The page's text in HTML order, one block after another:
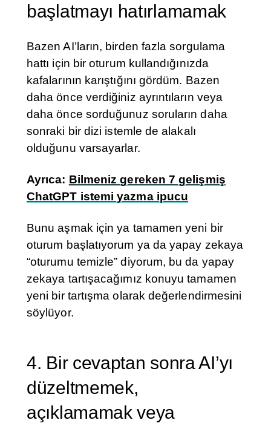
başlatmayı hatırlamamak
Bazen AI’ların, birden fazla sorgulama
hattı için bir oturum kullandığınızda
kafalarının karıştığını gördüm. Bazen
daha önce verdiğiniz ayrıntıların veya
daha önce sorduğunuz soruların daha
sonraki bir dizi istemle de alakalı
olduğunu varsayarlar.
Ayrıca: Bilmeniz gereken 7 gelişmiş
ChatGPT istemi yazma ipucu
Bunu aşmak için ya tamamen yeni bir
oturum başlatıyorum ya da yapay zekaya
“oturumu temizle” diyorum, bu da yapay
zekaya tartışacağımız konuyu tamamen
yeni bir tartışma olarak değerlendirmesini
söylüyor.
4. Bir cevaptan sonra AI’yı
düzeltmemek,
açıklamamak veya